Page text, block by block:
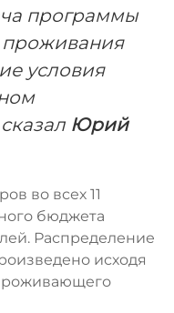
программы
проживания
условия
Юрий
во всех 11
бюджета
Распределение
исходя